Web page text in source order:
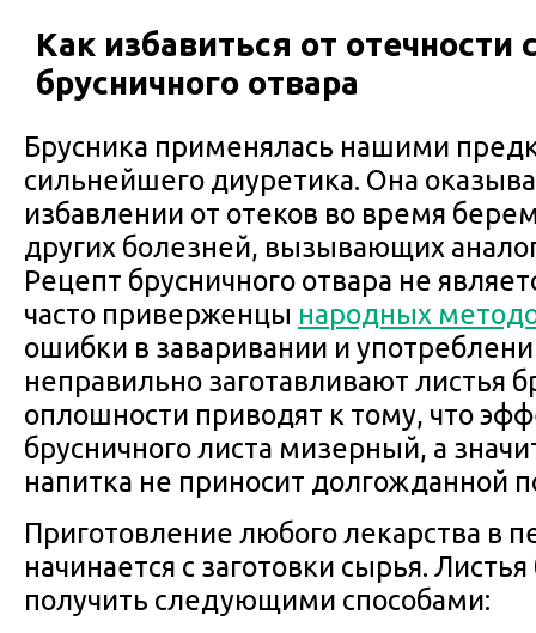
Как избавиться от
брусничного отвара
Брусника применялась нашими
сильнейшего диуретика. Она
избавлении от отеков во время
других болезней, вызывающих
Рецепт брусничного отвара не
часто приверженцы народных
ошибки в заваривании и
неправильно заготавливают листья
оплошности приводят к тому, что
брусничного листа мизерный, а
напитка не приносит долгожданной
Приготовление любого лекарства в
начинается с заготовки сырья.
получить следующими способами: